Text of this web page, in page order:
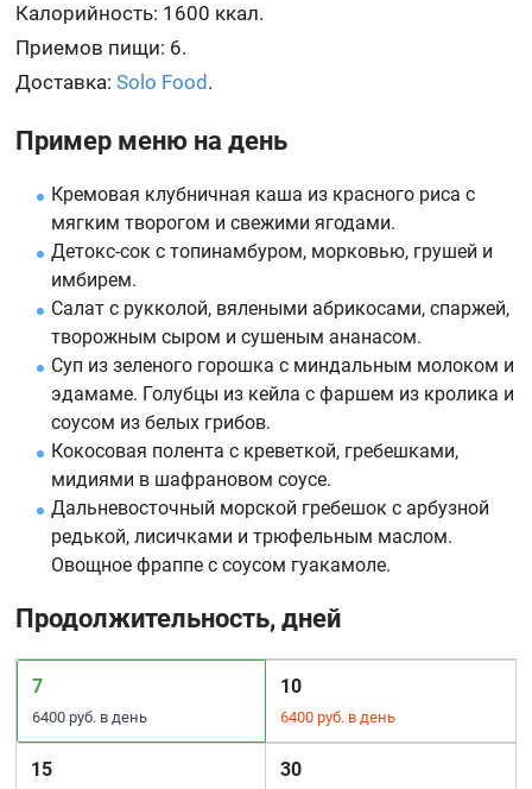
Калорийность: 1600 ккал.
Приемов пищи: 6.
Доставка:Solo Food .
Пример меню на день
Кремовая клубничная каша из красного риса с
мягким творогом и свежими ягодами.
Детокс-сок с топинамбуром, морковью, грушей и
имбирем.
Салат с рукколой, вялеными абрикосами, спаржей,
творожным сыром и сушеным ананасом.
Суп из зеленого горошка с миндальным молоком и
эдамаме. Голубцы из кейла с фаршем из кролика и
соусом из белых грибов.
Кокосовая полента с креветкой, гребешками,
мидиями в шафрановом соусе.
Дальневосточный морской гребешок с арбузной
редькой, лисичками и трюфельным маслом.
Овощное фраппе с соусом гуакамоле.
Продолжительность, дней
7
6400 руб. в день
10
6400 руб. в день
15 30